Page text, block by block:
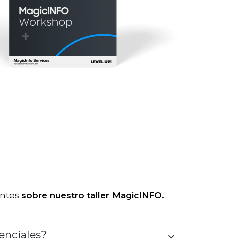
sobre nuestro taller MagicINFO.